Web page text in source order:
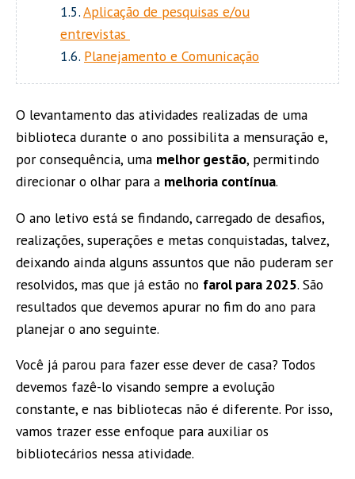
1.5.Aplicação de pesquisas e/ou
entrevistas
1.6. Planejamento e Comunicação
O levantamento das atividades realizadas de uma
biblioteca durante o ano possibilita a mensuração e,
por consequência, uma melhor gestão, permitindo
direcionar o olhar para a melhoria contínua.
O ano letivo está se findando, carregado de desafios,
realizações, superações e metas conquistadas, talvez,
deixando ainda alguns assuntos que não puderam ser
resolvidos, mas que já estão no farol para 2025. São
resultados que devemos apurar no fim do ano para
planejar o ano seguinte.
Você já parou para fazer esse dever de casa? Todos
devemos fazê-lo visando sempre a evolução
constante, e nas bibliotecas não é diferente. Por isso,
vamos trazer esse enfoque para auxiliar os
bibliotecários nessa atividade.